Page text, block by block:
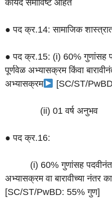
कायदे समाविष्ट आहेत
● पद क्र.14: सामाजिक शास्त्रात
● पद क्र.15: (i) 60% गुणांसह
पूर्णवेळ अभ्यासक्रम किंवा
अभ्यासक्रम
[SC/ST/
(ii) 01 वर्ष अनुभव
● पद क्र.16:
(i) 60% गुणांसह पदवीनंतर
अभ्यासक्रम वा बारावीच्या नंतर
[SC/ST/PwBD: 55% गुण]